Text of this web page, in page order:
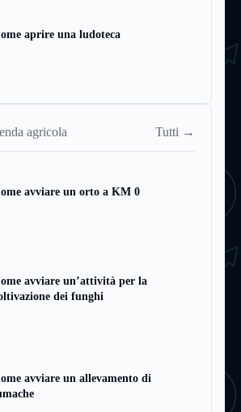
aprire una ludoteca
agricola Tutti →
avviare un orto a KM 0
avviare un’attività per la
dei funghi
avviare un allevamento di